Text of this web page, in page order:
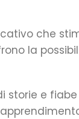
che
la
storie e